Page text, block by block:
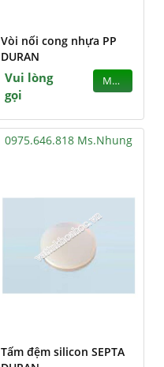
Vòi nối cong nhựa PP
DURAN
Vui lòng
gọi
MUA
0975.646.818 Ms.Nhung
Tấm đệm silicon SEPTA